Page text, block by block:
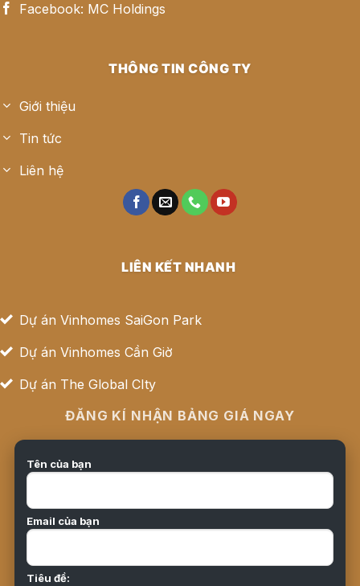
Facebook: MC Holdings
THÔNG TIN CÔNG TY
Giới thiệu
Tin tức
Liên hệ
LIÊN KẾT NHANH
Dự án Vinhomes SaiGon Park
Dự án Vinhomes Cần Giờ
Dự án The Global CIty
ĐĂNG KÍ NHẬN BẢNG GIÁ NGAY
Tên của bạn
Email của bạn
Tiêu đề: